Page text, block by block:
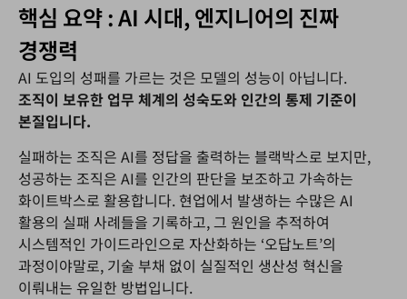
핵심 요약 : AI 시대, 엔지니어의 진짜
경쟁력
AI 도입의 성패를 가르는 것은 모델의 성능이 아닙니다.
조직이 보유한 업무 체계의 성숙도와 인간의 통제 기준이
본질입니다.
실패하는 조직은 AI를 정답을 출력하는 블랙박스로 보지만,
성공하는 조직은 AI를 인간의 판단을 보조하고 가속하는
화이트박스로 활용합니다. 현업에서 발생하는 수많은 AI
활용의 실패 사례들을 기록하고, 그 원인을 추적하여
시스템적인 가이드라인으로 자산화하는 ‘오답노트’의
과정이야말로, 기술 부채 없이 실질적인 생산성 혁신을
이뤄내는 유일한 방법입니다.